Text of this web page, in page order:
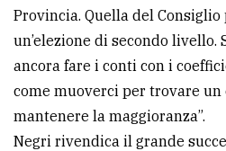
Provincia. Quella del
un’elezione di secondo
ancora fare i conti con i
come muoverci per trovare
mantenere la maggioranza”.
Negri rivendica il grande